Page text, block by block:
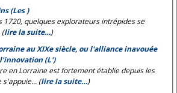
arpenteurs des confins (Les )
1720, quelques explorateurs intrépides se
(lire la suite…)
au XIXe siècle, ou l'alliance inavouée
(L')
en Lorraine est fortement établie depuis les
s'appuie... (lire la suite…)